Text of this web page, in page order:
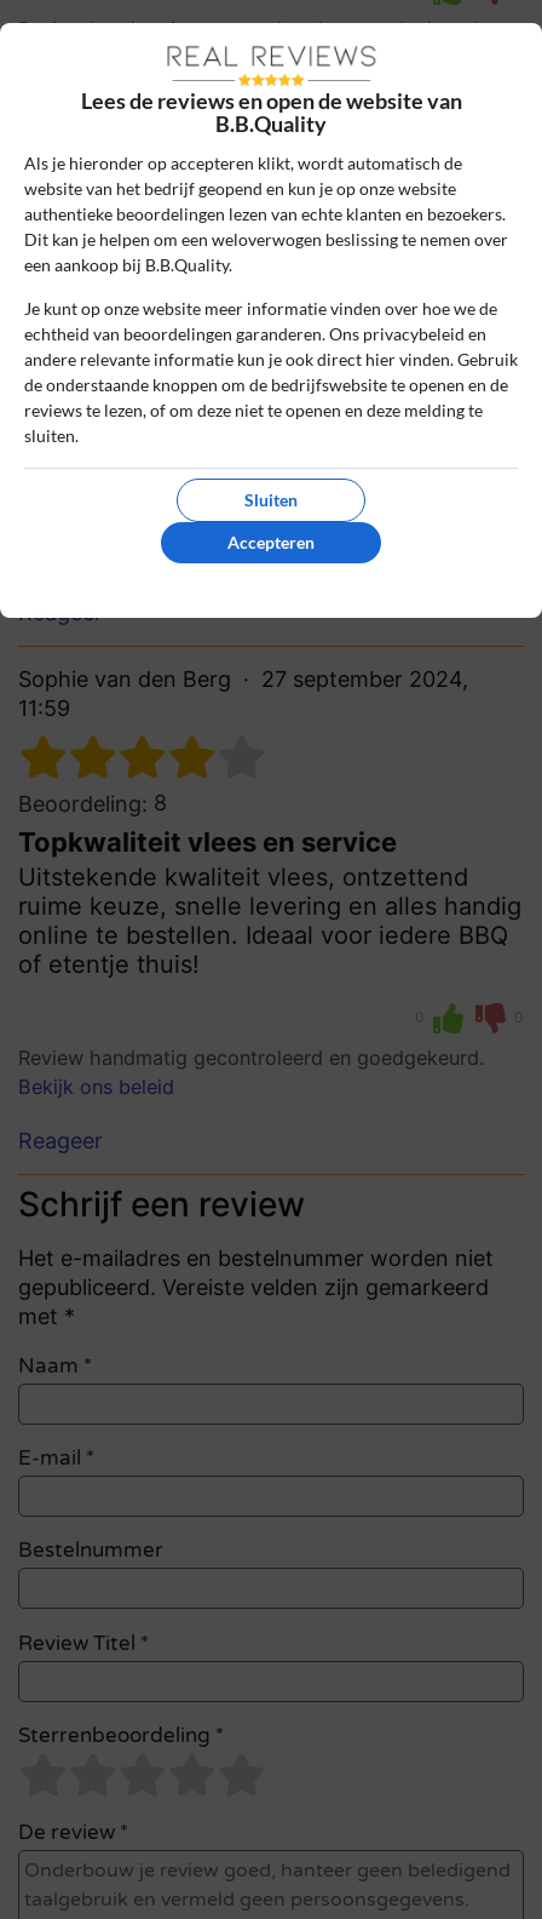
Review handmatig gecontroleerd en goedgekeurd.
Bekijk ons beleid
Reageer
Anna 5 oktober 2024, 15:36
Beoordeling: 8
Topkwaliteit vlees, snel geleverd
Snelle levering, perfect vlees en veel keuze
uit duurzame opties. Ideaal voor BBQ’s of
culinaire avonden, alles eenvoudig online
besteld en topkwaliteit ontvangen.
Review handmatig gecontroleerd en goedgekeurd.
Bekijk ons beleid
Reageer
Sophie van den Berg
27 september 2024,
11:59
Beoordeling: 8
Topkwaliteit vlees en service
Uitstekende kwaliteit vlees, ontzettend
ruime keuze, snelle levering en alles handig
online te bestellen. Ideaal voor iedere BBQ
of etentje thuis!
0 0
Review handmatig gecontroleerd en goedgekeurd.
Bekijk ons beleid
Reageer
Schrijf een review
Het e-mailadres en bestelnummer worden niet
gepubliceerd. Vereiste velden zijn gemarkeerd
met *
Naam *
E-mail *
Bestelnummer
Review Titel *
Sterrenbeoordeling *
De review *
Lees de reviews en open de website van
B.B.Quality
Als je hieronder op accepteren klikt, wordt automatisch de
website van het bedrijf geopend en kun je op onze website
authentieke beoordelingen lezen van echte klanten en bezoekers.
Dit kan je helpen om een weloverwogen beslissing te nemen over
een aankoop bij B.B.Quality.
Je kunt op onze website meer informatie vinden over hoe we de
echtheid van beoordelingen garanderen. Ons privacybeleid en
andere relevante informatie kun je ook direct hier vinden. Gebruik
de onderstaande knoppen om de bedrijfswebsite te openen en de
reviews te lezen, of om deze niet te openen en deze melding te
sluiten.
Sluiten
Accepteren